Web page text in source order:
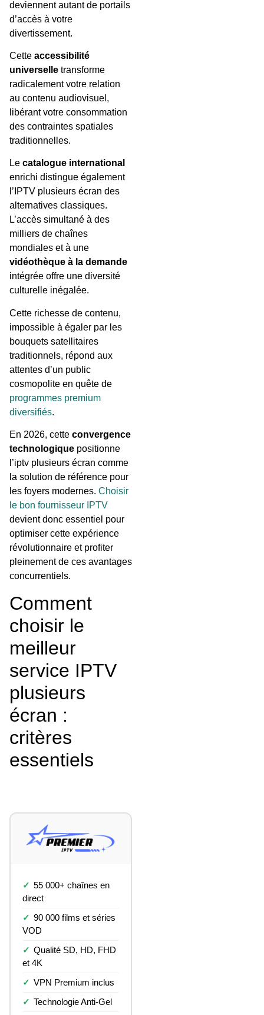
deviennent autant de portails
d’accès à votre
divertissement.
Cette accessibilité
universelle transforme
radicalement votre relation
au contenu audiovisuel,
libérant votre consommation
des contraintes spatiales
traditionnelles.
Le catalogue international
enrichi distingue également
l’IPTV plusieurs écran des
alternatives classiques.
L’accès simultané à des
milliers de chaînes
mondiales et à une
vidéothèque à la demande
intégrée offre une diversité
culturelle inégalée.
Cette richesse de contenu,
impossible à égaler par les
bouquets satellitaires
traditionnels, répond aux
attentes d’un public
cosmopolite en quête de
programmes premium
diversifiés.
En 2026, cette convergence
technologique positionne
l’iptv plusieurs écran comme
la solution de référence pour
les foyers modernes. Choisir
le bon fournisseur IPTV
devient donc essentiel pour
optimiser cette expérience
révolutionnaire et profiter
pleinement de ces avantages
concurrentiels.
Comment
choisir le
meilleur
service IPTV
plusieurs
écran :
critères
essentiels
55 000+ chaînes en
direct
90 000 films et séries
VOD
Qualité SD, HD, FHD
et 4K
VPN Premium inclus
Technologie Anti-Gel